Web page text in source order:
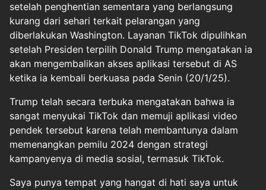
setelah penghentian sementara yang berlangsung
kurang dari sehari terkait pelarangan yang
diberlakukan Washington. Layanan TikTok dipulihkan
setelah Presiden terpilih Donald Trump mengatakan ia
akan mengembalikan akses aplikasi tersebut di AS
ketika ia kembali berkuasa pada Senin (20/1/25).
Trump telah secara terbuka mengatakan bahwa ia
sangat menyukai TikTok dan memuji aplikasi video
pendek tersebut karena telah membantunya dalam
memenangkan pemilu 2024 dengan strategi
kampanyenya di media sosial, termasuk TikTok.
Saya punya tempat yang hangat di hati saya untuk